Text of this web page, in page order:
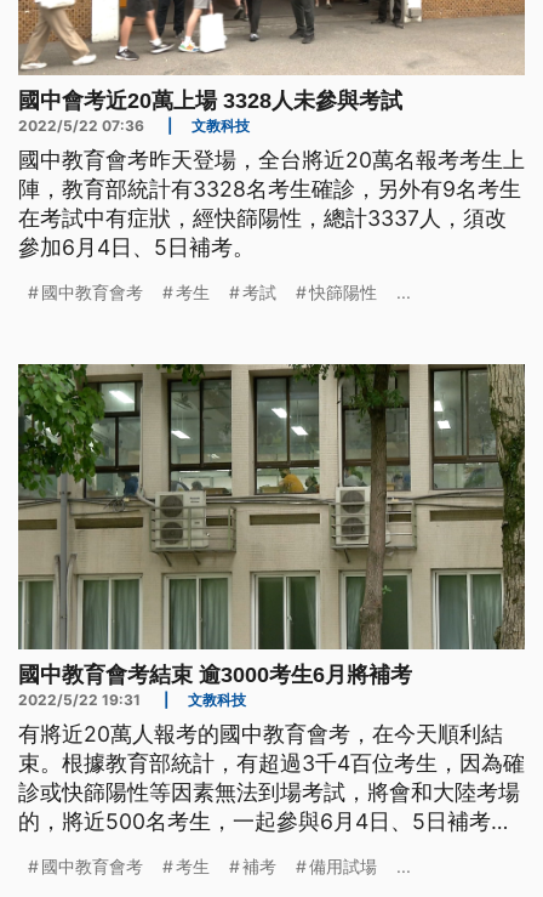
國中會考近20萬上場 3328人未參與考試
2022/5/22 07:36 文教科技
國中教育會考昨天登場，全台將近20萬名報考考生上
陣，教育部統計有3328名考生確診，另外有9名考生
在考試中有症狀，經快篩陽性，總計3337人，須改
參加6月4日、5日補考。
國中教育會考 考生 考試 快篩陽性 ...
國中教育會考結束 逾3000考生6月將補考
2022/5/22 19:31 文教科技
有將近20萬人報考的國中教育會考，在今天順利結
束。根據教育部統計，有超過3千4百位考生，因為確
診或快篩陽性等因素無法到場考試，將會和大陸考場
的，將近500名考生，一起參與6月4日、5日補考，
6月10日寄發成績單，並開放網路查詢。
國中教育會考 考生 補考 備用試場 ...